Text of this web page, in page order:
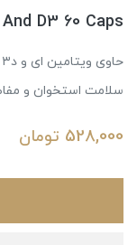
D3 60 Caps
سلامت استخوان و
528,000 تومان